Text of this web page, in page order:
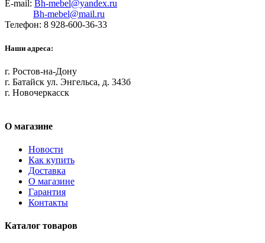
E-mail: Bh-mebel@yandex.ru
Bh-mebel@mail.ru
Телефон: 8 928-600-36-33
Наши адреса:
г. Ростов-на-Дону
г. Батайск ул. Энгельса, д. 343б
г. Новочеркасск
О магазине
Новости
Как купить
Доставка
О магазине
Гарантия
Контакты
Каталог товаров